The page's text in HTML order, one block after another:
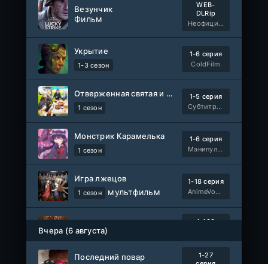
Везунчик
Фильм
WEB-
DLRip
Неофициальный, Dragon Money Studio
Укрытие
1-3 сезон
1-6 серия
ColdFilm
Отверженная святая и её гастрономическое путешествие в другом мире
1 сезон
1-5 серия
Субтитры, AniDUB, Dream Cast, AnimeVost, SHIZA Project
Монстрик Карамелька
1 сезон
1-6 серия
Манипулятор, SubVost, AnimeVost, FumoDub
Игра лжецов
1 сезон мультфильм
1-18 серия
AnimeVost, Субтитры, SHIZA Project, Dream Cast, Reanimedia, AniBaza
Красная жемчужина
1 сезон
1-100
Авто-Перевод
Вчера (6 августа)
Последний повар
1-27